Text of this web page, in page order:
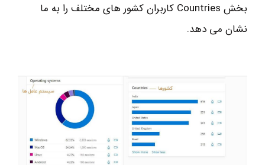
بخش Countries کاربران کشور های مختلف را به ما
نشان می دهد.